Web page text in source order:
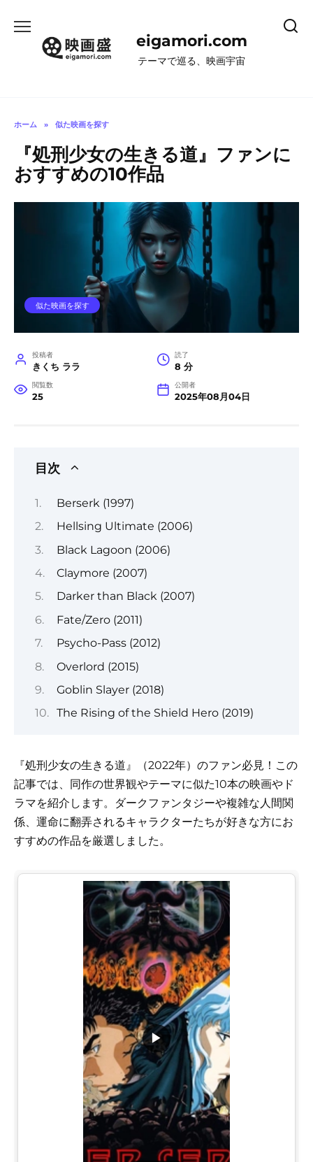
eigamori.com
テーマで巡る、映画宇宙
ホーム » 似た映画を探す
『処刑少女の生きる道』ファンに
おすすめの10作品
似た映画を探す
投稿者
きくち ララ
読了
8 分
閲覧数
25
公開者
2025年08月04日
目次
Berserk (1997)
Hellsing Ultimate (2006)
Black Lagoon (2006)
Claymore (2007)
Darker than Black (2007)
Fate/Zero (2011)
Psycho-Pass (2012)
Overlord (2015)
Goblin Slayer (2018)
The Rising of the Shield Hero (2019)
『処刑少女の生きる道』（2022年）のファン必見！この
記事では、同作の世界観やテーマに似た10本の映画やド
ラマを紹介します。ダークファンタジーや複雑な人間関
係、運命に翻弄されるキャラクターたちが好きな方にお
すすめの作品を厳選しました。
▶